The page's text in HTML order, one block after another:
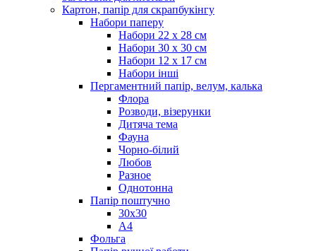
Картон, папір для скрапбукінгу
Набори паперу
Набори 22 х 28 см
Набори 30 х 30 см
Набори 12 х 17 см
Набори інші
Пергаментний папір, велум, калька
Флора
Розводи, візерунки
Дитяча тема
Фауна
Чорно-білий
Любов
Разное
Однотонна
Папір поштучно
30х30
А4
Фольга